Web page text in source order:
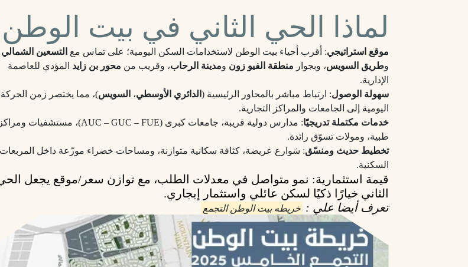
لماذا الحي الثاني في بيت
موقع استراتيجي: أقرب أحياء بيت الوطن لاستخدامات السكن اليومية؛ على تماس مع التسعين الشمالي
وطريق السويس، وبجوار منطقة الفيو زون ومدينة الرحاب، وقريب من محور بن زايد المؤدي للعاصمة
الإدارية.
سهولة الوصول: ارتباط مباشر بالمحاور الرئيسية ( الدائري الأوسطي، السويس)، مما يختصر زمن الحركة
اليومية إلى الجامعات والمراكز التجارية.
خدمات مكتملة تدريجيًا
: مدارس دولية قريبة، جامعات كبرى (AUC – GUC – FUE)، مستشفيات ومراكز
طبية، ومولات تسوّق رائدة.
تخطيط حديث ومنسّق: شوارع عريضة، كثافة سكانية متوازنة، ومساحات خضراء موزّعة داخل المربعات
السكنية.
قيمة استثمارية: نمو متواصل في معدلات الطلب، مع توازن سعر/موقع يجعل
الثاني خيارًا ذكيًا لسكن عائلي واستثمار إيجاري.
تعرف أيضا علي : خريطه بيت الوطن التجمع